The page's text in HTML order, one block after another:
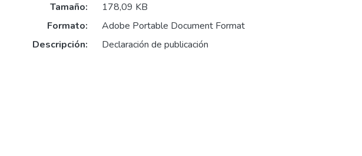
Tamaño:
178,09 KB
Formato:
Adobe Portable Document Format
Descripción:
Declaración de publicación